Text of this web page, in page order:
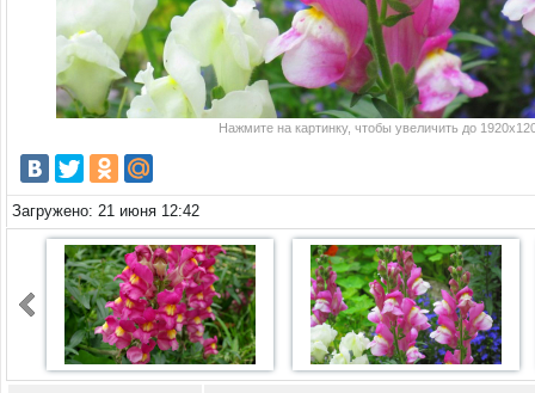
Нажмите на картинку, чтобы увеличить до
Загружено: 21 июня 12:42